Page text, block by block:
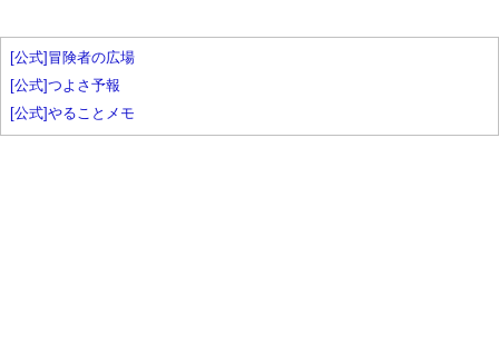
[公式]冒険者の広場
[公式]つよさ予報
[公式]やることメモ